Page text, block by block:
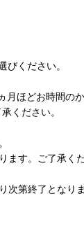
ください。
ほどお時間の
承ください。
す。ご了承くだ
第終了となりま